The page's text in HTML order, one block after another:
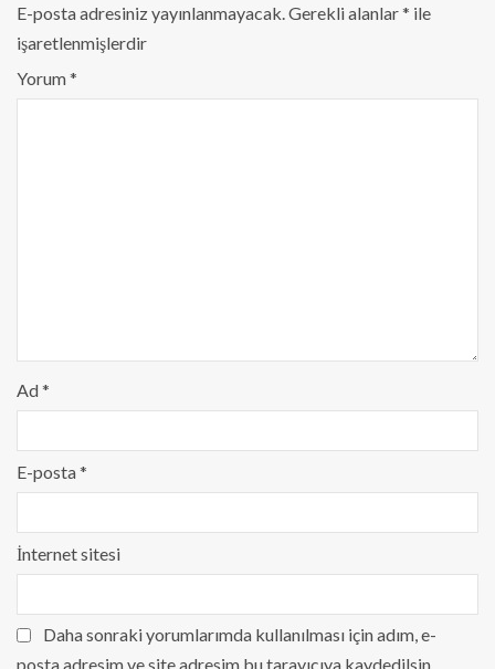
E-posta adresiniz yayınlanmayacak. Gerekli alanlar* ile
işaretlenmişlerdir
Yorum*
Ad*
E-posta*
İnternet sitesi
Daha sonraki yorumlarımda kullanılması için adım, e-
posta adresim ve site adresim bu tarayıcıya kaydedilsin.